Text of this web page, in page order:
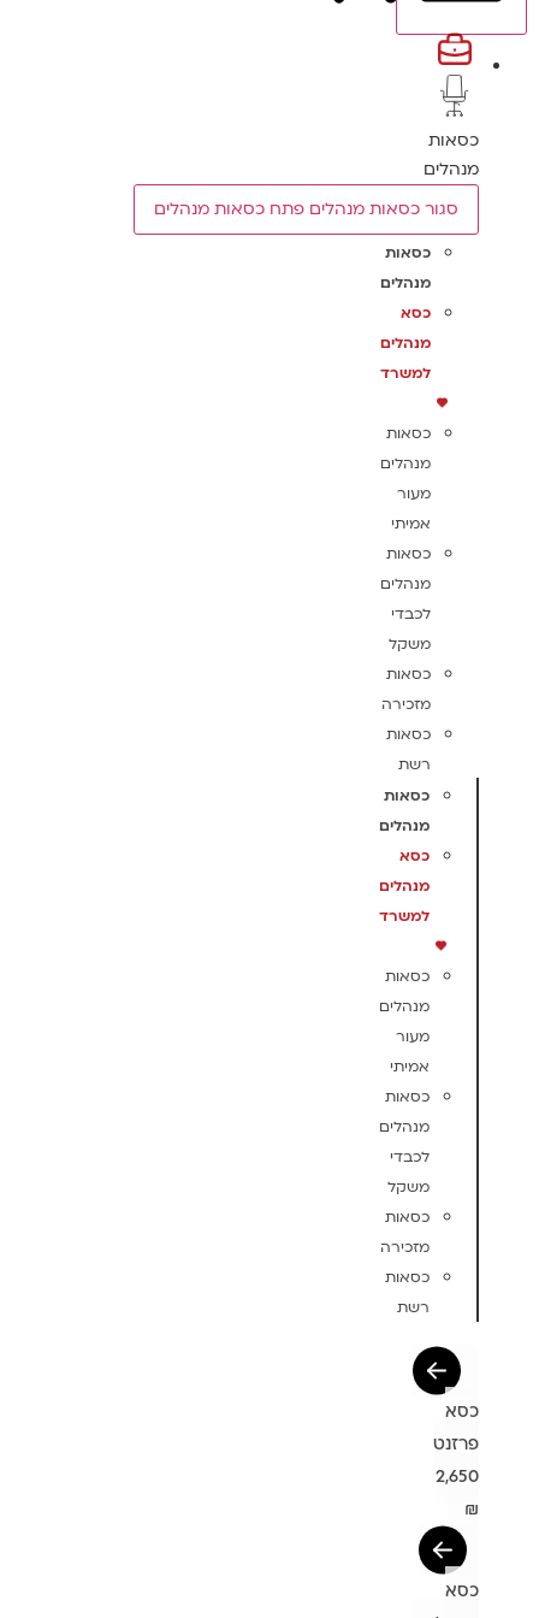
כסאות
מנהלים
סגור כסאות מנהלים פתח כסאות מנהלים
כסאות
מנהלים
כסא
מנהלים
למשרד
כסאות
מנהלים
מעור
אמיתי
כסאות
מנהלים
לכבדי
משקל
כסאות
מזכירה
כסאות
רשת
כסאות
מנהלים
כסא
מנהלים
למשרד
כסאות
מנהלים
מעור
אמיתי
כסאות
מנהלים
לכבדי
משקל
כסאות
מזכירה
כסאות
רשת
כסא
פרזנט
2,650
₪
כסא